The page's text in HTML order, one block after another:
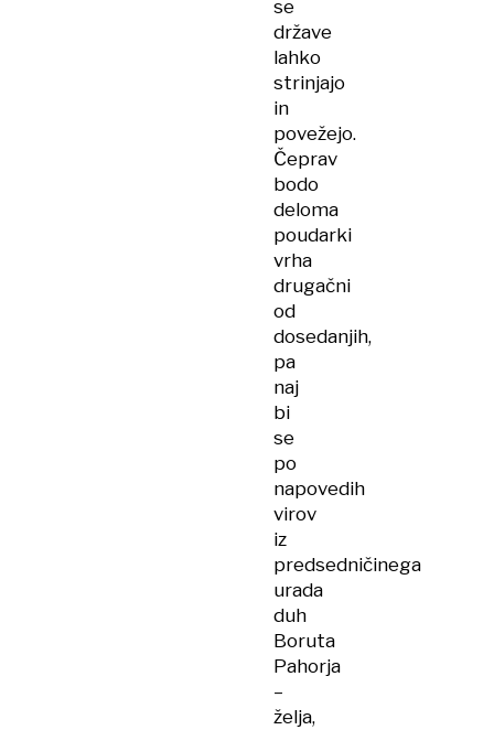
se
države
lahko
strinjajo
in
povežejo.
Čeprav
bodo
deloma
poudarki
vrha
drugačni
od
dosedanjih,
pa
naj
bi
se
po
napovedih
virov
iz
predsedničinega
urada
duh
Boruta
Pahorja
–
želja,